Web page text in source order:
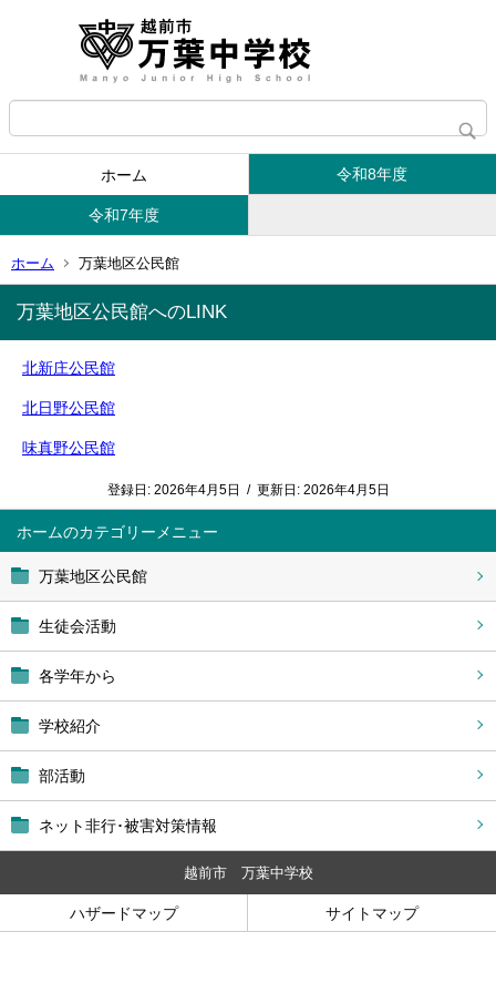
ホーム 令和8年度
令和7年度
ホーム 万葉地区公民館
ホーム
万葉地区公民館
生徒会活動
各学年から
学校紹介
部活動
ネット非行･被害対策情報
万葉地区公民館へのLINK
北新庄公民館
北日野公民館
味真野公民館
登録日: 2026年4月5日 / 更新日: 2026年4月5日
越前市 万葉中学校
ハザードマップ サイトマップ